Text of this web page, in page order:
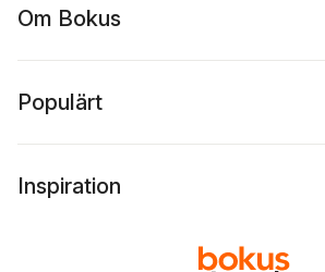
Om Bokus
Populärt
Inspiration